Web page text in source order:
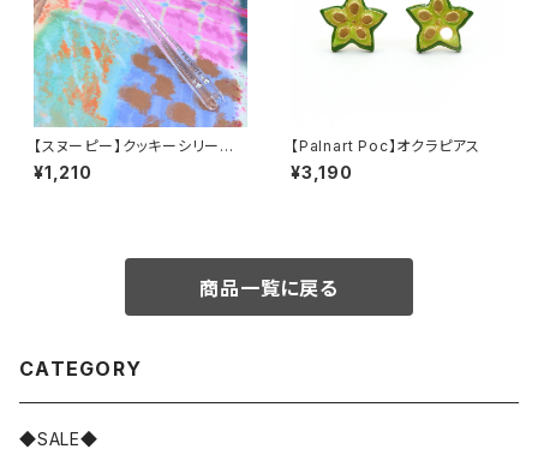
【スヌーピー】クッキーシリー
ズ クリア箸
¥1,210
【Palnart Poc】オクラピアス
¥3,190
商品一覧に戻る
CATEGORY
◆SALE◆